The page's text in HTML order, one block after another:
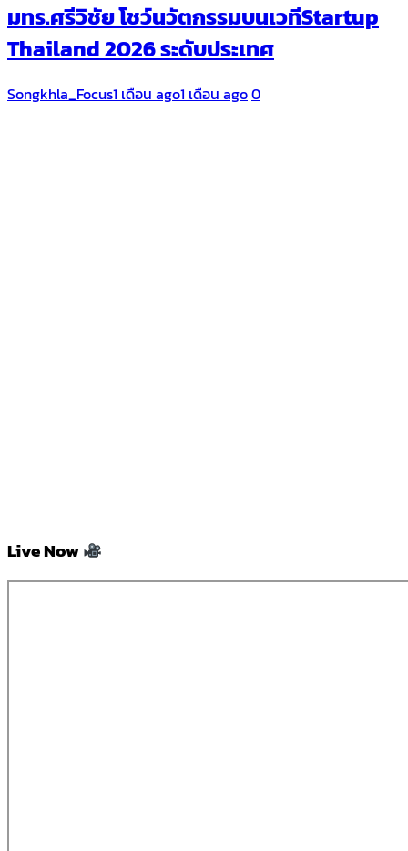
มทร.ศรีวิชัย โชว์นวัตกรรมบนเวทีStartup
Thailand 2026 ระดับประเทศ
Songkhla_Focus1 เดือน ago1 เดือน ago0
Live Now